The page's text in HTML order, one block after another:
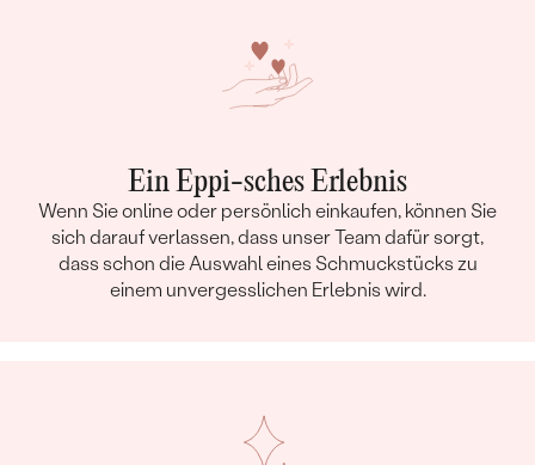
Ein Eppi-sches Erlebnis
Wenn Sie online oder persönlich einkaufen, können Sie
sich darauf verlassen, dass unser Team dafür sorgt,
dass schon die Auswahl eines Schmuckstücks zu
einem unvergesslichen Erlebnis wird.